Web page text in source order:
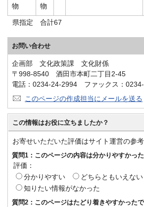
物
物
県指定 合計67
お問い合わせ
企画部 文化政策課 文化財係
〒998-8540 酒田市本町二丁目2-45
電話：0234-24-2994 ファックス：
このページの作成担当にメールを送る
この情報はお役に立ちましたか？
お寄せいただいた評価はサイト運営の参考
質問1：このページの内容は分かりやすかっ
評価：
分かりやすい
どちらともいえない
知りたい情報がなかった
質問2：このページはたどり着きやすかった